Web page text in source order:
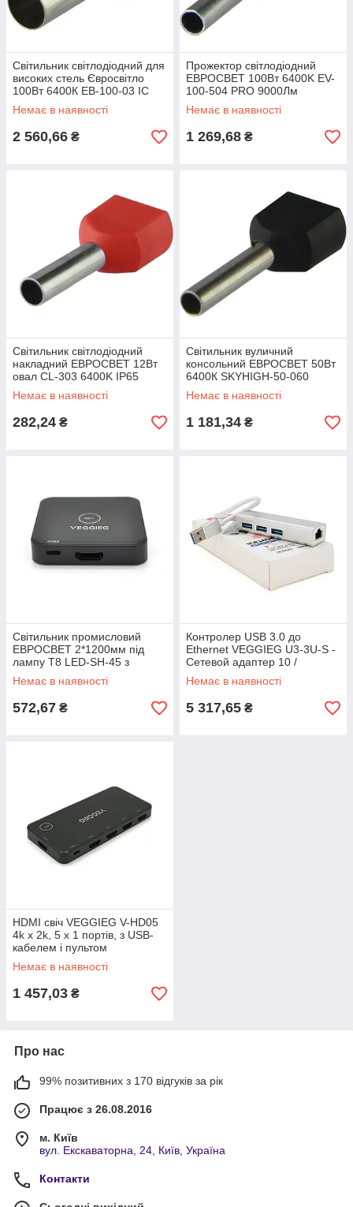
Світильник світлодіодний для
високих стель Євросвітло
100Вт 6400К EB-100-03 IC
Немає в наявності
2 560,66 ₴
Прожектор світлодіодний
ЕВРОСВЕТ 100Вт 6400K EV-
100-504 PRO 9000Лм
Немає в наявності
1 269,68 ₴
Світильник світлодіодний
накладний ЕВРОСВЕТ 12Вт
овал CL-303 6400K IP65
Немає в наявності
282,24 ₴
Світильник вуличний
консольний ЕВРОСВЕТ 50Вт
6400К SKYHIGH-50-060
4500Лм
Немає в наявності
1 181,34 ₴
Світильник промисловий
ЕВРОСВЕТ 2*1200мм під
лампу Т8 LED-SH-45 з
пластиною IP65 LENS
Немає в наявності
572,67 ₴
Контролер USB 3.0 до
Ethernet VEGGIEG U3-3U-S -
Сетевой адаптер 10 /
100Mbps з проводом RTL-
8152B + FE2.2S + 3 порта
Немає в наявності
5 317,65 ₴
HDMI свіч VEGGIEG V-HD05
4k x 2k, 5 x 1 портів, з USB-
кабелем і пультом
дистанційного керування,
Black, Blister
Немає в наявності
1 457,03 ₴
Про нас
99% позитивних з 170 відгуків за рік
Працює з 26.08.2016
м. Київ
вул. Екскаваторна, 24, Київ, Україна
Контакти